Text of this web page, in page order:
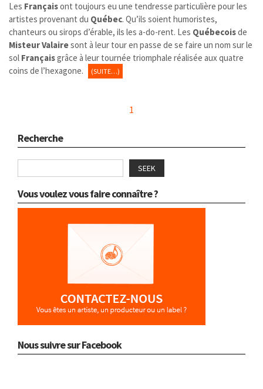
Les Françaisont toujours eu une tendresse particulière pour les
artistes provenant du Québec. Qu’ils soient humoristes,
chanteurs ou sirops d’érable, ils les a-do-rent. Les Québecoisde
Misteur Valairesont à leur tour en passe de se faire un nom sur le
sol Françaisgrâce à leur tournée triomphale réalisée aux quatre
coins de l’hexagone.
(SUITE…)
1
Recherche
SEEK
Vous voulez vous faire connaître ?
Nous suivre sur Facebook